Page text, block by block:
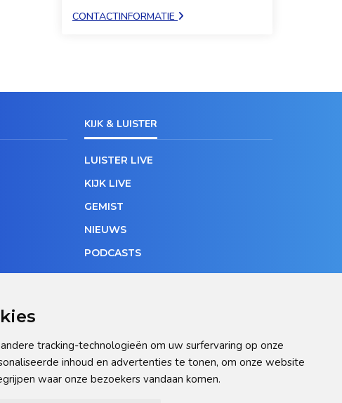
tracking-technologieën om uw surfervaring op onze
inhoud en advertenties te tonen, om onze website
waar onze bezoekers vandaan komen.
CONTACTINFORMATIE
KIJK & LUISTER
LUISTER LIVE
KIJK LIVE
GEMIST
NIEUWS
PODCASTS
instellingen aan